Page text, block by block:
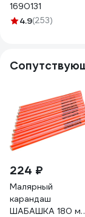
1690131
4.9(253)
224 ₽
Малярный
карандаш
ШАБАШКА 180